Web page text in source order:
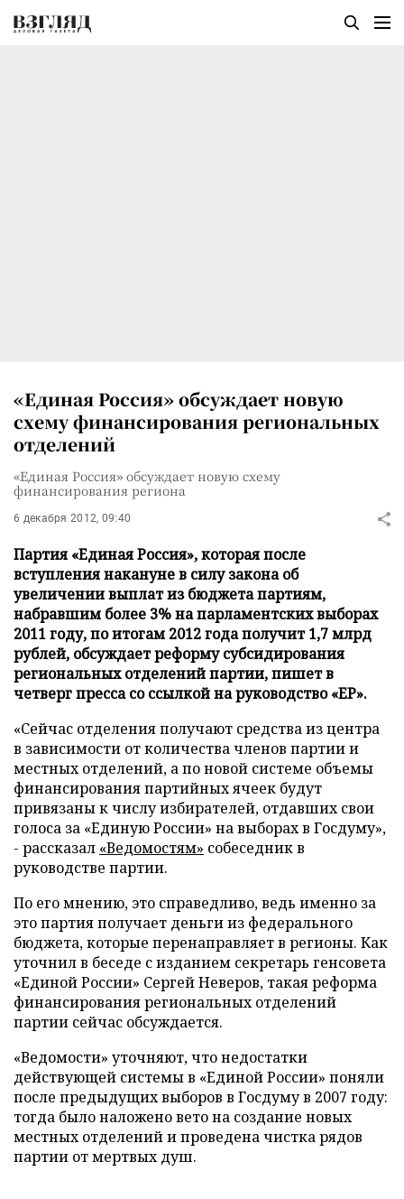
«Единая Россия» обсуждает новую
схему финансирования региональных
отделений
«Единая Россия» обсуждает новую схему
финансирования региона
6 декабря 2012, 09:40
Партия «Единая Россия», которая после
вступления накануне в силу закона об
увеличении выплат из бюджета партиям,
набравшим более 3% на парламентских выборах
2011 году, по итогам 2012 года получит 1,7 млрд
рублей, обсуждает реформу субсидирования
региональных отделений партии, пишет в
четверг пресса со ссылкой на руководство «ЕР».
«Сейчас отделения получают средства из центра
в зависимости от количества членов партии и
местных отделений, а по новой системе объемы
финансирования партийных ячеек будут
привязаны к числу избирателей, отдавших свои
голоса за «Единую России» на выборах в Госдуму»,
- рассказал «Ведомостям» собеседник в
руководстве партии.
По его мнению, это справедливо, ведь именно за
это партия получает деньги из федерального
бюджета, которые перенаправляет в регионы. Как
уточнил в беседе с изданием секретарь генсовета
«Единой России» Сергей Неверов, такая реформа
финансирования региональных отделений
партии сейчас обсуждается.
«Ведомости» уточняют, что недостатки
действующей системы в «Единой России» поняли
после предыдущих выборов в Госдуму в 2007 году:
тогда было наложено вето на создание новых
местных отделений и проведена чистка рядов
партии от мертвых душ.